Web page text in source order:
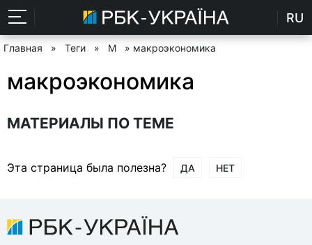
RU
Главная » Теги » М » макроэкономика
макроэкономика
МАТЕРИАЛЫ ПО ТЕМЕ
Эта страница была полезна? ДА НЕТ